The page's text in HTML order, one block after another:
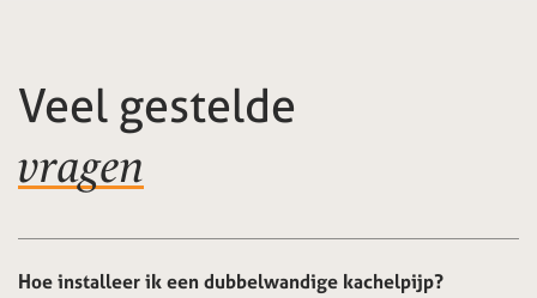
Veel gestelde
vragen
Hoe installeer ik een dubbelwandige kachelpijp?